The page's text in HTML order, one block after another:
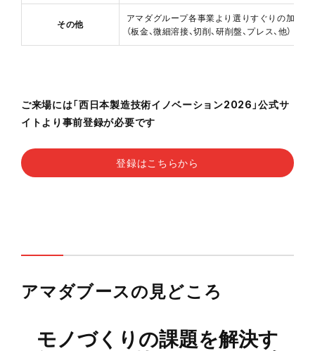
その他
アマダグループ各事業より選りすぐりの加工
（板金、微細溶接、切削、研削盤、プレス、他）
ご来場には「西日本製造技術イノベーション2026」公式サ
イトより事前登録が必要です
登録はこちらから
アマダブースの見どころ
モノづくりの課題を解決す